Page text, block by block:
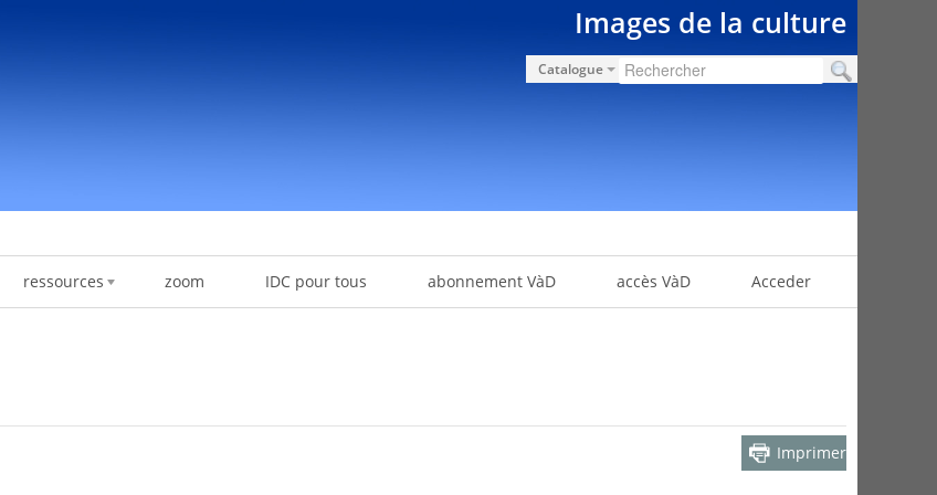
Images de la culture
Catalogue
ressources zoom IDC pour tous abonnement VàD accès VàD Acceder
Imprimer